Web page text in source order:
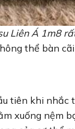
Liên Á 1m8
thể bàn
tiên khi nhắc
xuống nệm